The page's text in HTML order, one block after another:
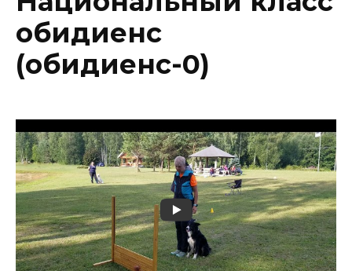
обидиенс
(обидиенс-0)